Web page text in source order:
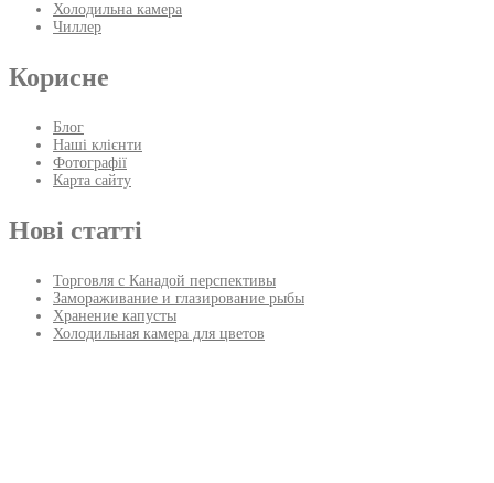
Холодильна камера
Чиллер
Корисне
Блог
Наші клієнти
Фотографії
Карта сайту
Нові статті
Торговля с Канадой перспективы
Замораживание и глазирование рыбы
Хранение капусты
Холодильная камера для цветов